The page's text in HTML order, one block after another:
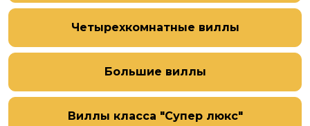
Четырехкомнатные виллы
Большие виллы
Виллы класса "Супер люкс"